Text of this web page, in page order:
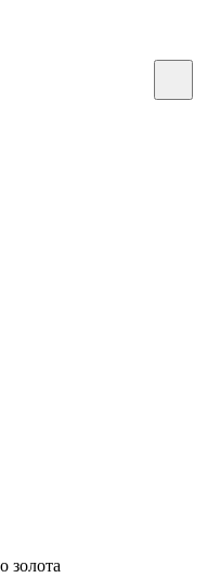
золота